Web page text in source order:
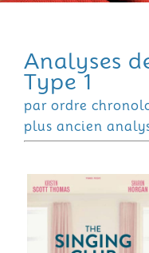
Analyses
Type 1
par ordre
plus ancien